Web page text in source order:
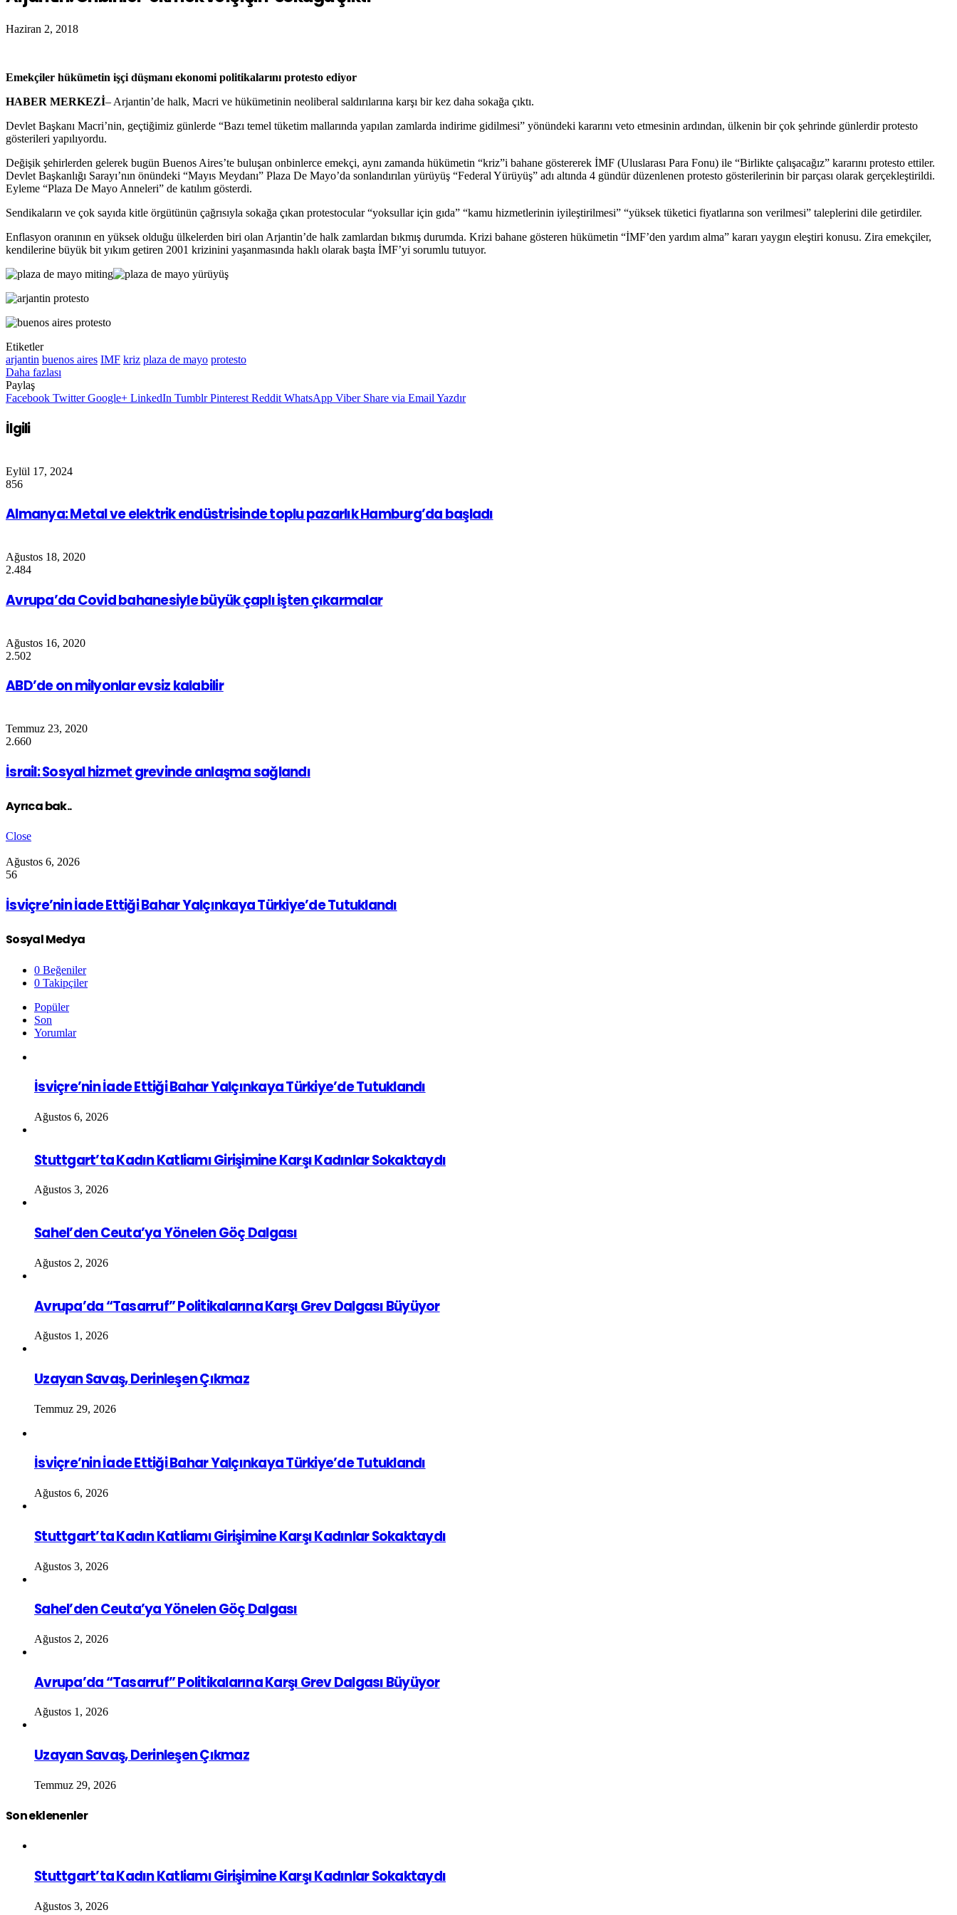
Haziran 2, 2018
Emekçiler hükümetin işçi düşmanı ekonomi politikalarını protesto ediyor
HABER MERKEZİ– Arjantin’de halk, Macri ve hükümetinin neoliberal saldırılarına karşı bir kez daha sokağa çıktı.
Devlet Başkanı Macri’nin, geçtiğimiz günlerde “Bazı temel tüketim mallarında yapılan zamlarda indirime gidilmesi” yönündeki kararını veto etmesinin ardından, ülkenin bir çok şehrinde günlerdir protesto
gösterileri yapılıyordu.
Değişik şehirlerden gelerek bugün Buenos Aires’te buluşan onbinlerce emekçi, aynı zamanda hükümetin “kriz”i bahane göstererek İMF (Uluslarası Para Fonu) ile “Birlikte çalışacağız” kararını protesto ettiler.
Devlet Başkanlığı Sarayı’nın önündeki “Mayıs Meydanı” Plaza De Mayo’da sonlandırılan yürüyüş “Federal Yürüyüş” adı altında 4 gündür düzenlenen protesto gösterilerinin bir parçası olarak gerçekleştirildi.
Eyleme “Plaza De Mayo Anneleri” de katılım gösterdi.
Sendikaların ve çok sayıda kitle örgütünün çağrısıyla sokağa çıkan protestocular “yoksullar için gıda” “kamu hizmetlerinin iyileştirilmesi” “yüksek tüketici fiyatlarına son verilmesi” taleplerini dile getirdiler.
Enflasyon oranının en yüksek olduğu ülkelerden biri olan Arjantin’de halk zamlardan bıkmış durumda. Krizi bahane gösteren hükümetin “İMF’den yardım alma” kararı yaygın eleştiri konusu. Zira emekçiler,
kendilerine büyük bit yıkım getiren 2001 krizinini yaşanmasında haklı olarak başta İMF’yi sorumlu tutuyor.
Etiketler
arjantin buenos aires IMF kriz plaza de mayo protesto
Daha fazlası
Paylaş
Facebook Twitter Google+ LinkedIn Tumblr Pinterest Reddit WhatsApp Viber Share via Email Yazdır
İlgili
Eylül 17, 2024
856
Almanya: Metal ve elektrik endüstrisinde toplu pazarlık Hamburg’da başladı
Ağustos 18, 2020
2.484
Avrupa’da Covid bahanesiyle büyük çaplı işten çıkarmalar
Ağustos 16, 2020
2.502
ABD’de on milyonlar evsiz kalabilir
Temmuz 23, 2020
2.660
İsrail: Sosyal hizmet grevinde anlaşma sağlandı
Ayrıca bak..
Close
Ağustos 6, 2026
56
İsviçre’nin İade Ettiği Bahar Yalçınkaya Türkiye’de Tutuklandı
Sosyal Medya
0 Beğeniler
0 Takipçiler
Popüler
Son
Yorumlar
İsviçre’nin İade Ettiği Bahar Yalçınkaya Türkiye’de Tutuklandı
Ağustos 6, 2026
Stuttgart’ta Kadın Katliamı Girişimine Karşı Kadınlar Sokaktaydı
Ağustos 3, 2026
Sahel’den Ceuta’ya Yönelen Göç Dalgası
Ağustos 2, 2026
Avrupa’da “Tasarruf” Politikalarına Karşı Grev Dalgası Büyüyor
Ağustos 1, 2026
Uzayan Savaş, Derinleşen Çıkmaz
Temmuz 29, 2026
İsviçre’nin İade Ettiği Bahar Yalçınkaya Türkiye’de Tutuklandı
Ağustos 6, 2026
Stuttgart’ta Kadın Katliamı Girişimine Karşı Kadınlar Sokaktaydı
Ağustos 3, 2026
Sahel’den Ceuta’ya Yönelen Göç Dalgası
Ağustos 2, 2026
Avrupa’da “Tasarruf” Politikalarına Karşı Grev Dalgası Büyüyor
Ağustos 1, 2026
Uzayan Savaş, Derinleşen Çıkmaz
Temmuz 29, 2026
Son eklenenler
Stuttgart’ta Kadın Katliamı Girişimine Karşı Kadınlar Sokaktaydı
Ağustos 3, 2026